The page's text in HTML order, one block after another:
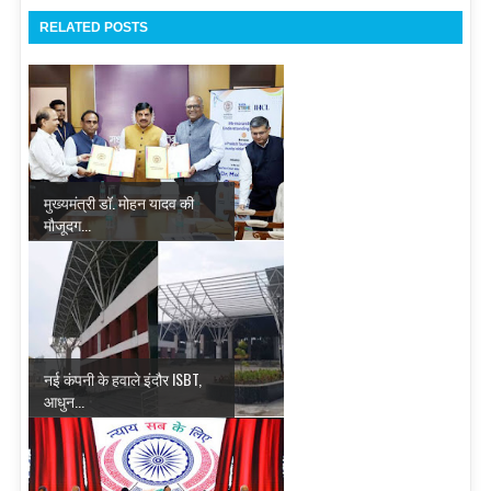
RELATED POSTS
मुख्यमंत्री डॉ. मोहन यादव की
मौजूदग...
नई कंपनी के हवाले इंदौर ISBT,
आधुन...